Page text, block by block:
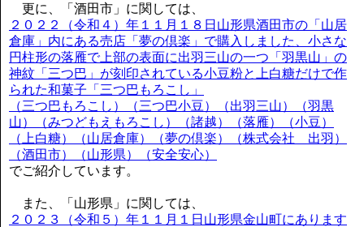
更に、「酒田市」に関しては、
２０２２（令和４）年１１月１８日山形県酒田市の「山居
倉庫」内にある売店「夢の倶楽」で購入しました、小さな
円柱形の落雁で上部の表面に出羽三山の一つ「羽黒山」の
神紋「三つ巴」が刻印されている小豆粉と上白糖だけで作
られた和菓子「三つ巴もろこし」
（三つ巴もろこし）（三つ巴小豆）（出羽三山）（羽黒
山）（みつどもえもろこし）（諸越）（落雁）（小豆）
（上白糖）（山居倉庫）（夢の倶楽）（株式会社 出羽）
（酒田市）（山形県）（安全安心）
でご紹介しています。
また、「山形県」に関しては、
２０２３（令和５）年１１月１日山形県金山町にあります